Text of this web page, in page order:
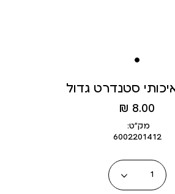
סטנדרט גדול
מחיר
מוצר
8.00 ₪
מק״ט:
6002201412
כמות